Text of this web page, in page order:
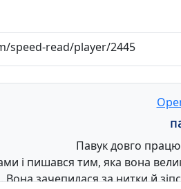
speed-read/player/2445
Павук довго
і пишався тим, яка вона
Вона зачепилася за нитки й